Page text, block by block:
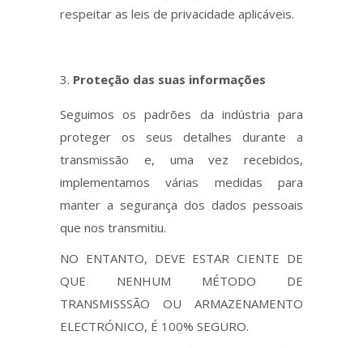
respeitar as leis de privacidade aplicáveis.
Proteção das suas informações
Seguimos os padrões da indústria para
proteger os seus detalhes durante a
transmissão e, uma vez recebidos,
implementamos várias medidas para
manter a segurança dos dados pessoais
que nos transmitiu.
NO ENTANTO, DEVE ESTAR CIENTE DE
QUE NENHUM MÉTODO DE
TRANSMISSSÃO OU ARMAZENAMENTO
ELECTRÓNICO, É 100% SEGURO.